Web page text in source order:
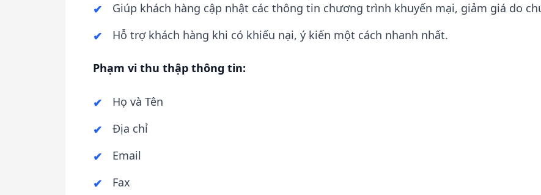
Giúp khách hàng cập nhật các thông tin chương trình khuyến mại, giảm giá do
Hỗ trợ khách hàng khi có khiếu nại, ý kiến một cách nhanh nhất.
Phạm vi thu thập thông tin:
Họ và Tên
Địa chỉ
Email
Fax